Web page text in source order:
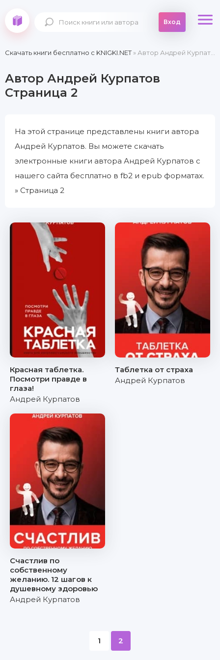
Вход
Скачать книги бесплатно c KNIGKI.NET» Автор Андрей Курпатов » Страница 2
Автор Андрей Курпатов
Страница 2
На этой странице представлены книги автора
Андрей Курпатов. Вы можете скачать
электронные книги автора Андрей Курпатов с
нашего сайта бесплатно в fb2 и epub форматах.
» Страница 2
Красная таблетка.
Посмотри правде в
глаза!
Андрей Курпатов
Таблетка от страха
Андрей Курпатов
Счастлив по
собственному
желанию. 12 шагов к
душевному здоровью
Андрей Курпатов
1 2